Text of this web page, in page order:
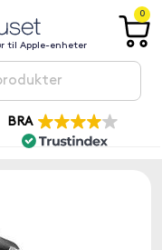
til Apple-enheter
0
BRA